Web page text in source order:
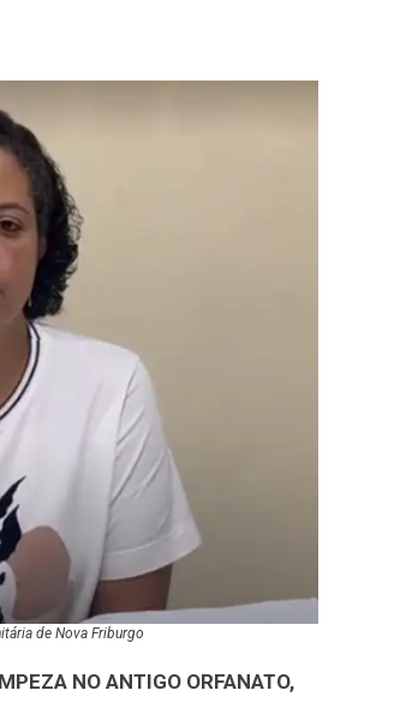
de Nova Friburgo
NO ANTIGO ORFANATO,